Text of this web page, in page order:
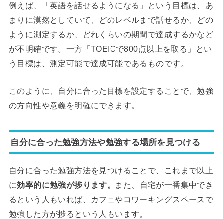
例えば、「英語を話せるようになる」という目標は、あ
まりに漠然としていて、どのレベルまで話せるか、どの
ように測定するか、どれくらいの期間で達成するかなど
が不明確です。一方「TOEICで800点以上を取る」とい
う目標は、測定可能で達成可能であるものです。
このように、自分に合った目標を設定することで、勉強
の方向性や意義を明確にできます。
自分に合った勉強方法や勉強する場所を見つける
自分に合った勉強方法を見つけることで、これまで以上
に効率的に勉強が捗ります。
また、自宅が一番集中でき
るという人もいれば、カフェやコワーキングスペースで
勉強した方が捗るという人もいます。